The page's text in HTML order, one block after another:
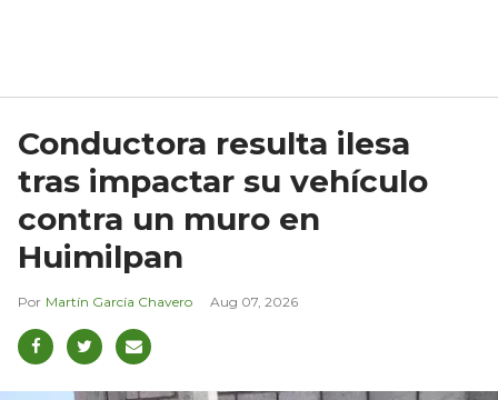
Conductora resulta ilesa
tras impactar su vehículo
contra un muro en
Huimilpan
Martín García Chavero Aug 07, 2026